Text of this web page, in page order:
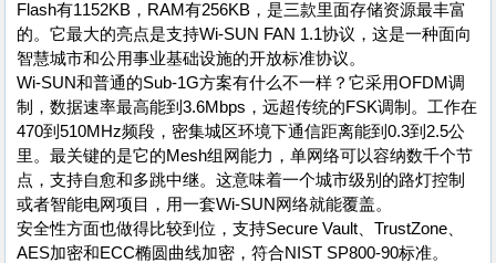
Flash有1152KB，RAM有256KB，是三款里面存储资源最丰富
的。它最大的亮点是支持Wi-SUN FAN 1.1协议，这是一种面向
智慧城市和公用事业基础设施的开放标准协议。
Wi-SUN和普通的Sub-1G方案有什么不一样？它采用OFDM调
制，数据速率最高能到3.6Mbps，远超传统的FSK调制。工作在
470到510MHz频段，密集城区环境下通信距离能到0.3到2.5公
里。最关键的是它的Mesh组网能力，单网络可以容纳数千个节
点，支持自愈和多跳中继。这意味着一个城市级别的路灯控制
或者智能电网项目，用一套Wi-SUN网络就能覆盖。
安全性方面也做得比较到位，支持Secure Vault、TrustZone、
AES加密和ECC椭圆曲线加密，符合NIST SP800-90标准。